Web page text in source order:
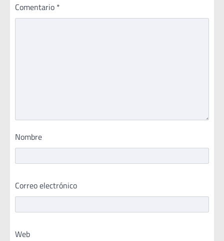
Comentario *
Nombre
Correo electrónico
Web